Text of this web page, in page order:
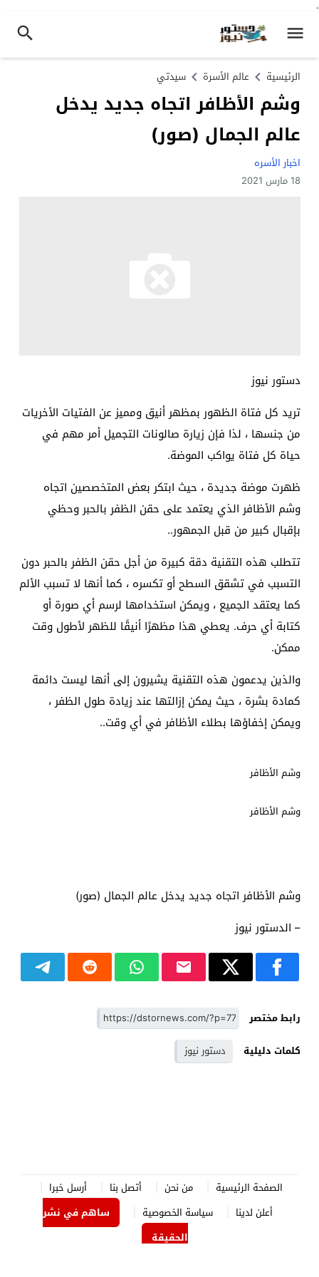
.
الرئيسية عالم الأسرة سيدتي
وشم الأظافر اتجاه جديد يدخل
عالم الجمال (صور)
اخبار الأسره
18 مارس 2021
دستور نيوز
تريد كل فتاة الظهور بمظهر أنيق ومميز عن الفتيات الأخريات
من جنسها ، لذا فإن زيارة صالونات التجميل أمر مهم في
حياة كل فتاة يواكب الموضة.
ظهرت موضة جديدة ، حيث ابتكر بعض المتخصصين اتجاه
وشم الأظافر الذي يعتمد على حقن الظفر بالحبر وحظي
بإقبال كبير من قبل الجمهور..
تتطلب هذه التقنية دقة كبيرة من أجل حقن الظفر بالحبر دون
التسبب في تشقق السطح أو تكسره ، كما أنها لا تسبب الألم
كما يعتقد الجميع ، ويمكن استخدامها لرسم أي صورة أو
كتابة أي حرف. يعطي هذا مظهرًا أنيقًا للظهر لأطول وقت
ممكن.
والذين يدعمون هذه التقنية يشيرون إلى أنها ليست دائمة
كمادة بشرة ، حيث يمكن إزالتها عند زيادة طول الظفر ،
ويمكن إخفاؤها بطلاء الأظافر في أي وقت..
وشم الأظافر
وشم الأظافر
وشم الأظافر اتجاه جديد يدخل عالم الجمال (صور)
– الدستور نيوز
رابط مختصر
كلمات دليلية
دستور نيوز
الصفحة الرئيسية من نحن أتصل بنا
أرسل خبرا
أعلن لدينا
سياسة الخصوصية
ساهم في نشر
الحقيقة